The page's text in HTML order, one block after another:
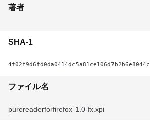
著者
SHA-1
4f02f9d6fd0da0414dc5a81ce106d7b2b6e8044c
ファイル名
purereaderforfirefox-1.0-fx.xpi